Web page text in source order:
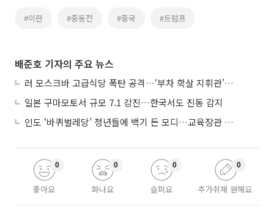
#이란 #중동전 #중국 #트럼프
배준호 기자의 주요 뉴스
러 모스크바 고급식당 폭탄 공격…‘부차 학살 지휘관’ 노렸나
일본 구마모토서 규모 7.1 강진…한국서도 진동 감지
인도 ‘바퀴벌레당’ 청년들에 백기 든 모디…교육장관 사퇴
좋아요
0
화나요
0
슬퍼요
0
추가취재 원해요
0